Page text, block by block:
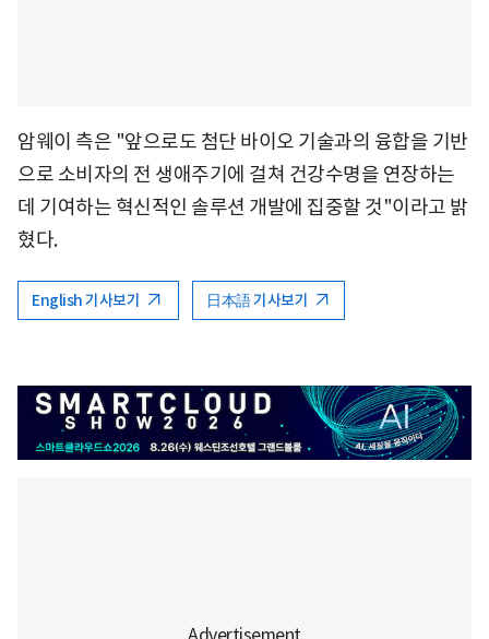
암웨이 측은 "앞으로도 첨단 바이오 기술과의 융합을 기반
으로 소비자의 전 생애주기에 걸쳐 건강수명을 연장하는
데 기여하는 혁신적인 솔루션 개발에 집중할 것"이라고 밝
혔다.
English 기사보기 日本語 기사보기